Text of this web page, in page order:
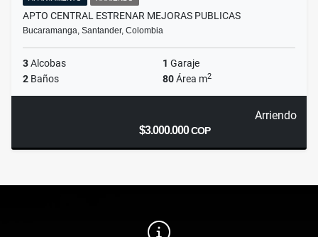
APTO CENTRAL ESTRENAR MEJORAS PUBLICAS
Bucaramanga, Santander, Colombia
3Alcobas 1 Garaje
2 Baños 80Área m2
Arriendo
$3.000.000COP